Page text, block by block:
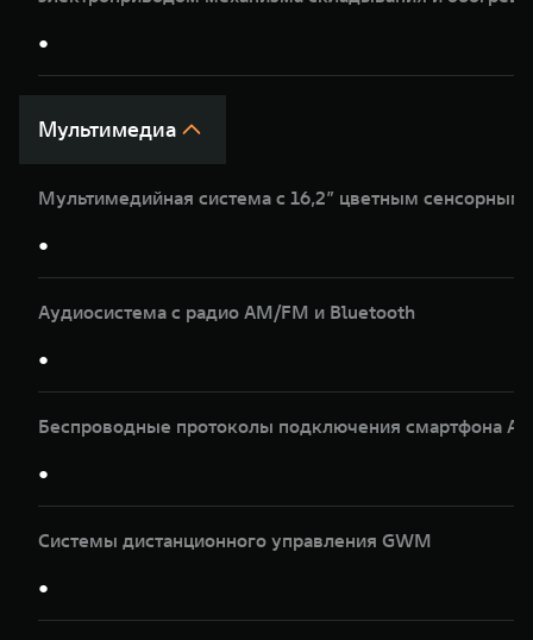
●
Мультимедиа
Мультимедийная система с 16,2” цветным сенсорным
●
Аудиосистема с радио AM/FM и Bluetooth
●
Беспроводные протоколы подключения смартфона
●
Системы дистанционного управления GWM
●